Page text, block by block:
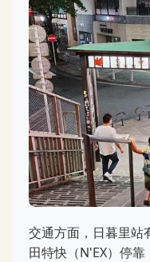
交通方面，日暮里站
田特快（N'EX）停